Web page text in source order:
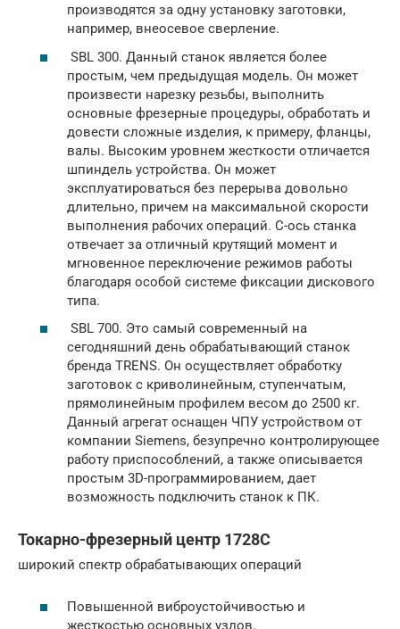
производятся за одну установку заготовки,
например, внеосевое сверление.
SBL 300. Данный станок является более
простым, чем предыдущая модель. Он может
произвести нарезку резьбы, выполнить
основные фрезерные процедуры, обработать и
довести сложные изделия, к примеру, фланцы,
валы. Высоким уровнем жесткости отличается
шпиндель устройства. Он может
эксплуатироваться без перерыва довольно
длительно, причем на максимальной скорости
выполнения рабочих операций. С-ось станка
отвечает за отличный крутящий момент и
мгновенное переключение режимов работы
благодаря особой системе фиксации дискового
типа.
SBL 700. Это самый современный на
сегодняшний день обрабатывающий станок
бренда TRENS. Он осуществляет обработку
заготовок с криволинейным, ступенчатым,
прямолинейным профилем весом до 2500 кг.
Данный агрегат оснащен ЧПУ устройством от
компании Siemens, безупречно контролирующее
работу приспособлений, а также описывается
простым 3D-программированием, дает
возможность подключить станок к ПК.
Токарно-фрезерный центр 1728С
широкий спектр обрабатывающих операций
Повышенной виброустойчивостью и
жесткостью основных узлов.